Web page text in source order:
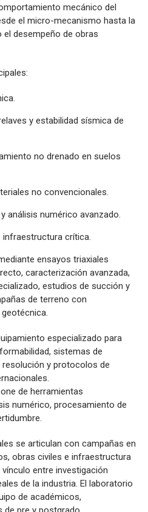
mecánico del
el micro-mecanismo hasta la
desempeño de obras
y estabilidad sísmica de
no drenado en suelos
no convencionales.
análisis numérico avanzado.
infraestructura crítica.
ensayos triaxiales
caracterización avanzada,
estudios de succión y
de terreno con
especializado para
sistemas de
y protocolos de
de herramientas
numérico, procesamiento de
se articulan con campañas en
obras civiles e infraestructura
entre investigación
de la industria. El laboratorio
de académicos,